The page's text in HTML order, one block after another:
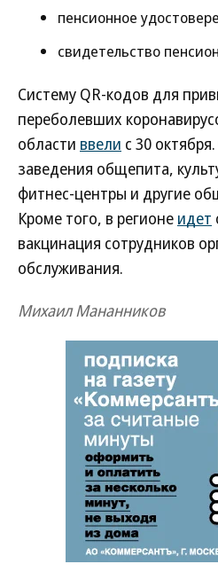
пенсионное
свидетельство
Систему QR-кодов для
переболевших
области ввели с 30
заведения общепита,
фитнес-центры и другие
Кроме того, в регионе идет
вакцинация сотрудников
обслуживания.
Михаил Мананников